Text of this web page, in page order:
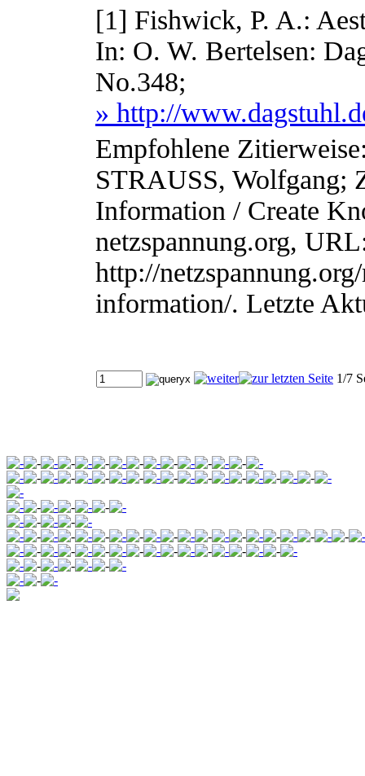
[1] Fishwick, P. A.:
In: O. W. Bertelsen:
No.348;
» http://
Empfohlene
STRAUSS, Wolfgang;
Information / Create
netzspannung.org,
http://
information/. Letzte
1/7